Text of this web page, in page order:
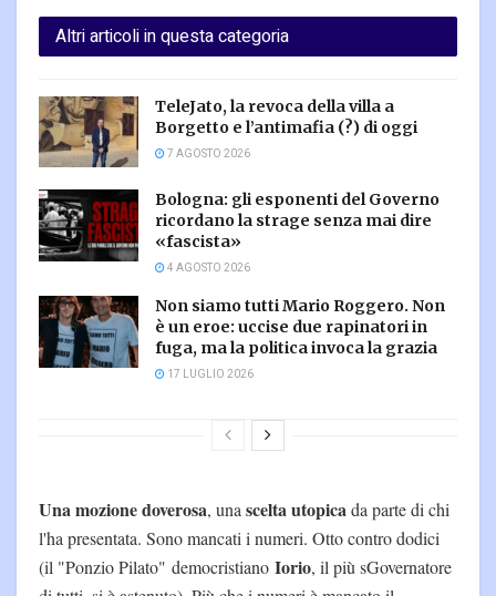
Altri articoli in questa categoria
TeleJato, la revoca della villa a
Borgetto e l’antimafia (?) di oggi
7 AGOSTO 2026
Bologna: gli esponenti del Governo
ricordano la strage senza mai dire
«fascista»
4 AGOSTO 2026
Non siamo tutti Mario Roggero. Non
è un eroe: uccise due rapinatori in
fuga, ma la politica invoca la grazia
17 LUGLIO 2026
Una mozione doverosa, unascelta utopicada parte di chi
l'ha presentata. Sono mancati i numeri. Otto contro dodici
(il "Ponzio Pilato" democristiano Iorio, il più sGovernatore